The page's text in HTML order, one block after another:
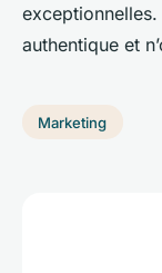
authentique et
Marketing